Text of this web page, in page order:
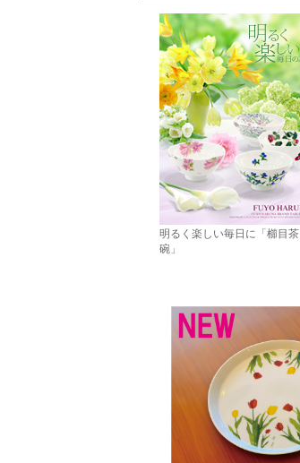
明るく楽しい毎日に「櫛目茶
碗」